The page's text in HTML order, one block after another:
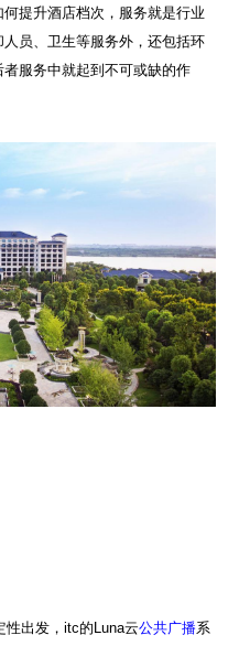
提升酒店档次，服务就是行业
员、卫生等服务外，还包括环
者服务中就起到不可或缺的作
出发，itc的Luna云公共广播系